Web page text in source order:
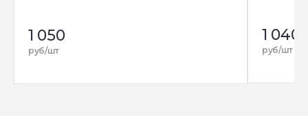
1 050
руб/шт
1 040
руб/шт